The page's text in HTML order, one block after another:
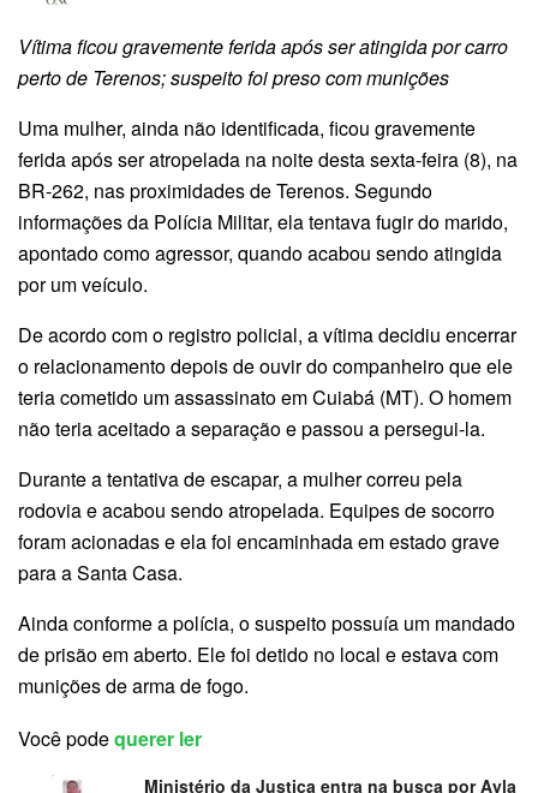
Vítima ficou gravemente ferida após ser atingida por carro
perto de Terenos; suspeito foi preso com munições
Uma mulher, ainda não identificada, ficou gravemente
ferida após ser atropelada na noite desta sexta-feira (8), na
BR-262, nas proximidades de Terenos. Segundo
informações da Polícia Militar, ela tentava fugir do marido,
apontado como agressor, quando acabou sendo atingida
por um veículo.
De acordo com o registro policial, a vítima decidiu encerrar
o relacionamento depois de ouvir do companheiro que ele
teria cometido um assassinato em Cuiabá (MT). O homem
não teria aceitado a separação e passou a persegui-la.
Durante a tentativa de escapar, a mulher correu pela
rodovia e acabou sendo atropelada. Equipes de socorro
foram acionadas e ela foi encaminhada em estado grave
para a Santa Casa.
Ainda conforme a polícia, o suspeito possuía um mandado
de prisão em aberto. Ele foi detido no local e estava com
munições de arma de fogo.
Você podequerer ler
Ministério da Justiça entra na busca por Ayla